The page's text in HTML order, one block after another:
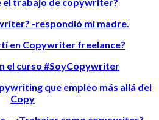
-respondió mi madre.
en Copywriter freelance?
el curso #SoyCopywriter
que empleo más allá del
Copy